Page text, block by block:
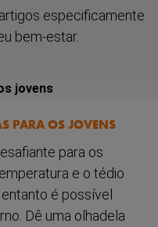
especificamente
bem-estar.
PARA OS JOVENS
para os
e o tédio
é possível
Dê uma olhadela